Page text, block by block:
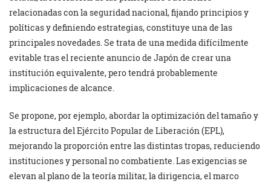
relacionadas con la seguridad nacional, fijando principios y
políticas y definiendo estrategias, constituye una de las
principales novedades. Se trata de una medida difícilmente
evitable tras el reciente anuncio de Japón de crear una
institución equivalente, pero tendrá probablemente
implicaciones de alcance.
Se propone, por ejemplo, abordar la optimización del tamaño y
la estructura del Ejército Popular de Liberación (EPL),
mejorando la proporción entre las distintas tropas, reduciendo
instituciones y personal no combatiente. Las exigencias se
elevan al plano de la teoría militar, la dirigencia, el marco